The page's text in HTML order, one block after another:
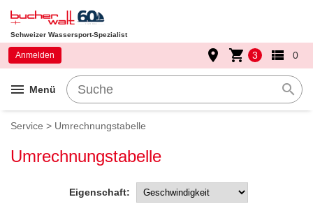
Schweizer Wassersport-Spezialist
menu Menü search
Anmelden place shopping_cart 3 view_list 0
Service > Umrechnungstabelle
Umrechnungstabelle
Eigenschaft: